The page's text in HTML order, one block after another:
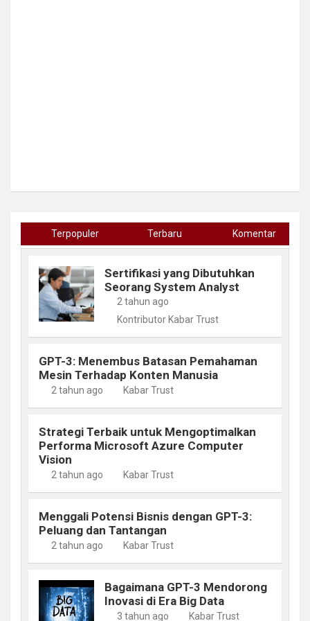
Terpopuler Terbaru Komentar
Sertifikasi yang Dibutuhkan
Seorang System Analyst
2 tahun ago
Kontributor Kabar Trust
GPT-3: Menembus Batasan Pemahaman
Mesin Terhadap Konten Manusia
2 tahun ago Kabar Trust
Strategi Terbaik untuk Mengoptimalkan
Performa Microsoft Azure Computer
Vision
2 tahun ago Kabar Trust
Menggali Potensi Bisnis dengan GPT-3:
Peluang dan Tantangan
2 tahun ago Kabar Trust
Bagaimana GPT-3 Mendorong
Inovasi di Era Big Data
3 tahun ago Kabar Trust